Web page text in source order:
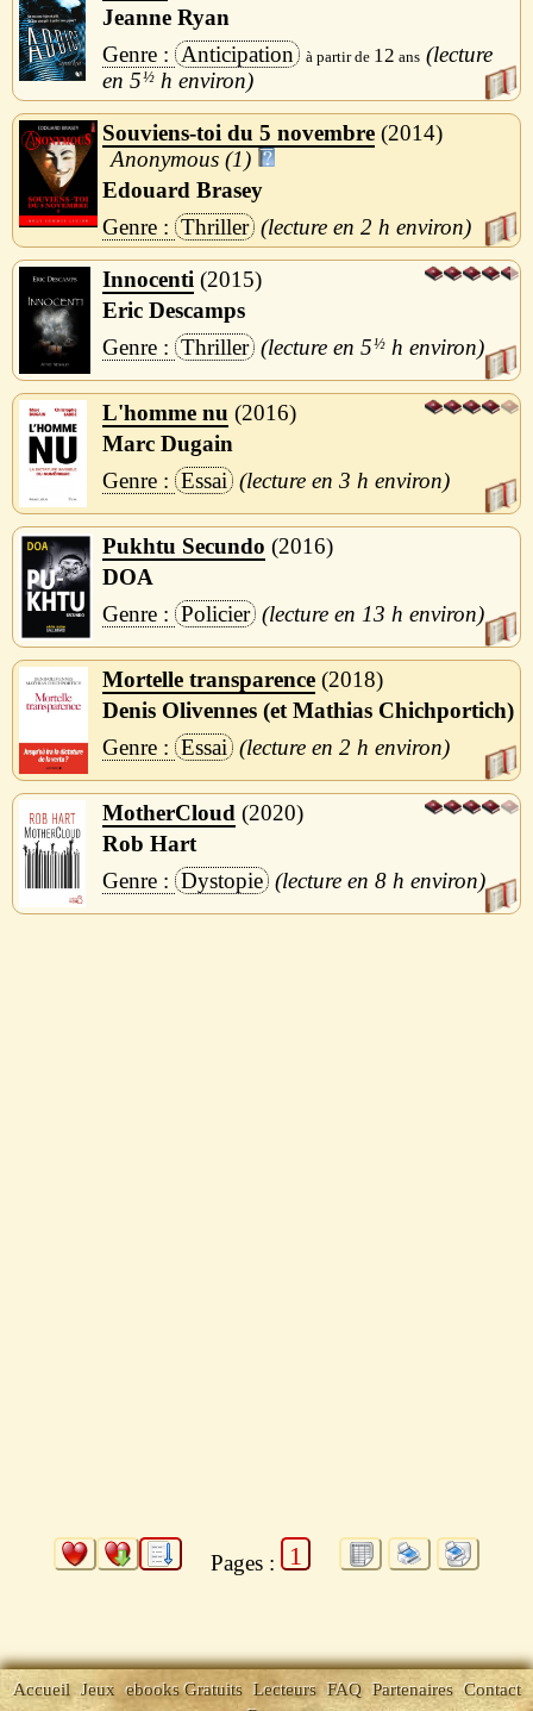
Jeanne Ryan
Anticipation
12
5½ h
Souviens-toi du 5 novembre 2014
Anonymous (1)
Edouard Brasey
Thriller
2 h
Innocenti
2015
Eric Descamps
Thriller
5½ h
L'homme nu
2016
Marc Dugain
Essai
3 h
Pukhtu Secundo
2016
DOA
Policier
13 h
Mortelle transparence 2018
Denis Olivennes (et Mathias Chichportich)
Essai
2 h
MotherCloud
2020
Rob Hart
Dystopie
8 h
Pages : 1
Accueil Jeux ebooks Gratuits Lecteurs FAQ Partenaires Contact